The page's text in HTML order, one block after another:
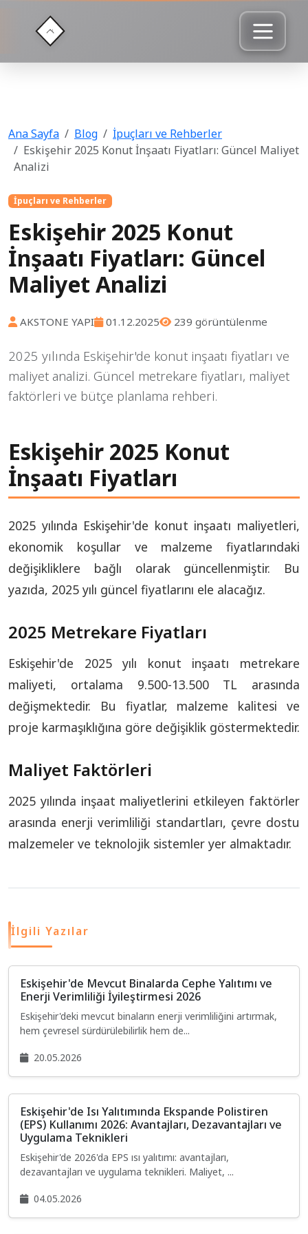
Ana Sayfa Blog
İpuçları ve Rehberler
Eskişehir 2025 Konut İnşaatı Fiyatları: Güncel Maliyet
Analizi
İpuçları ve Rehberler
Eskişehir 2025 Konut
İnşaatı Fiyatları: Güncel
Maliyet Analizi
AKSTONE YAPI 01.12.2025 239 görüntülenme
2025 yılında Eskişehir'de konut inşaatı fiyatları ve
maliyet analizi. Güncel metrekare fiyatları, maliyet
faktörleri ve bütçe planlama rehberi.
Eskişehir 2025 Konut
İnşaatı Fiyatları
2025 yılında Eskişehir'de konut inşaatı maliyetleri,
ekonomik koşullar ve malzeme fiyatlarındaki
değişikliklere bağlı olarak güncellenmiştir. Bu
yazıda, 2025 yılı güncel fiyatlarını ele alacağız.
2025 Metrekare Fiyatları
Eskişehir'de 2025 yılı konut inşaatı metrekare
maliyeti, ortalama 9.500-13.500 TL arasında
değişmektedir. Bu fiyatlar, malzeme kalitesi ve
proje karmaşıklığına göre değişiklik göstermektedir.
Maliyet Faktörleri
2025 yılında inşaat maliyetlerini etkileyen faktörler
arasında enerji verimliliği standartları, çevre dostu
malzemeler ve teknolojik sistemler yer almaktadır.
İlgili Yazılar
Eskişehir'de Mevcut Binalarda Cephe Yalıtımı ve
Enerji Verimliliği İyileştirmesi 2026
Eskişehir'deki mevcut binaların enerji verimliliğini artırmak,
hem çevresel sürdürülebilirlik hem de...
20.05.2026
Eskişehir'de Isı Yalıtımında Ekspande Polistiren
(EPS) Kullanımı 2026: Avantajları, Dezavantajları ve
Uygulama Teknikleri
Eskişehir'de 2026'da EPS ısı yalıtımı: avantajları,
dezavantajları ve uygulama teknikleri. Maliyet, ...
04.05.2026